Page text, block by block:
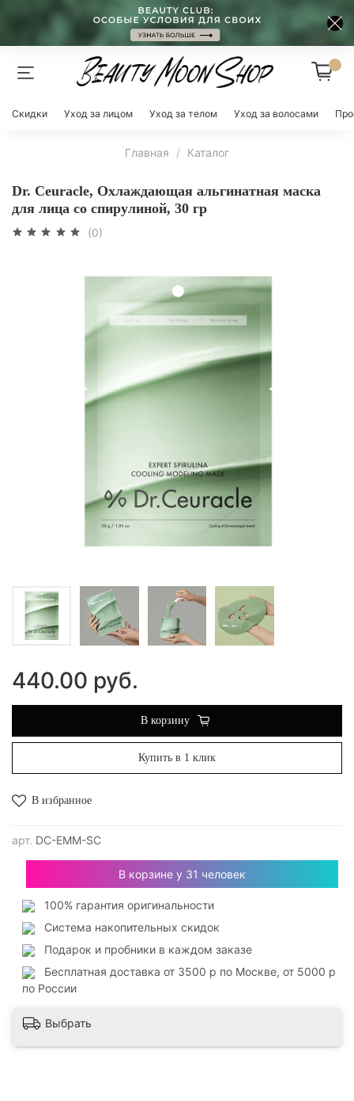
Скидки Уход за лицом Уход за телом Уход за волосами
Главная Каталог
Dr. Ceuracle, Охлаждающая альгинатная маска
для лица со спирулиной, 30 гр
(0)
В избранное
арт. DC-EMM-SC
440.00 руб.
В корзину
Купить в 1 клик
В корзине у 31 человек
100% гарантия оригинальности
Система накопительных скидок
Подарок и пробники в каждом заказе
Бесплатная доставка от 3500 р по Москве, от 5000 р
по России
Выбрать